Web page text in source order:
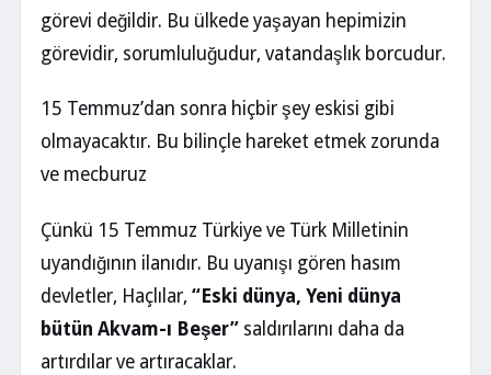
görevi değildir. Bu ülkede yaşayan hepimizin
görevidir, sorumluluğudur, vatandaşlık borcudur.
15 Temmuz’dan sonra hiçbir şey eskisi gibi
olmayacaktır. Bu bilinçle hareket etmek zorunda
ve mecburuz
Çünkü 15 Temmuz Türkiye ve Türk Milletinin
uyandığının ilanıdır. Bu uyanışı gören hasım
devletler, Haçlılar, “Eski dünya, Yeni dünya
bütün Akvam-ı Beşer” saldırılarını daha da
artırdılar ve artıracaklar.